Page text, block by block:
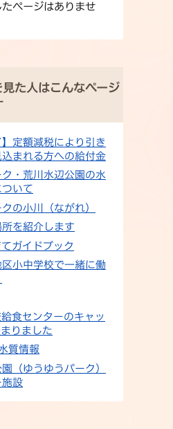
ページはありませ
見た人はこんなページ
】定額減税により引き
まれる方への給付金
・荒川水辺公園の水
いて
の小川（ながれ）
を紹介します
ガイドブック
小中学校で一緒に働
食センターのキャッ
りました
質情報
（ゆうゆうパーク）
施設